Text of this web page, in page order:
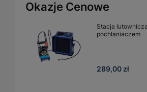
Okazje Cenowe
Stacja
pochłaniaczem
289,00 zł